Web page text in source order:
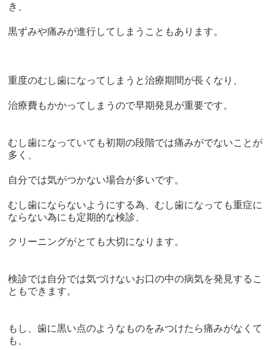
き、
黒ずみや痛みが進行してしまうこともあります。
重度のむし歯になってしまうと治療期間が長くなり、
治療費もかかってしまうので早期発見が重要です。
むし歯になっていても初期の段階では痛みがでないことが
多く、
自分では気がつかない場合が多いです。
むし歯にならないようにする為、 むし歯になっても重症に
ならない為にも定期的な検診、
クリーニングがとても大切になります。
検診では自分では気づけないお口の中の病気を発見するこ
ともでき ます。
もし、歯に黒い点のようなものをみつけたら痛みがなくて
も、